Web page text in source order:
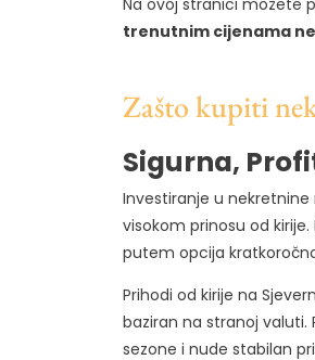
Na ovoj stranici možete
trenutnim cijenama
Zašto kupiti
Sigurna,
Investiranje u
visokom prinosu od kirije.
putem opcija
Prihodi od kirije na
baziran na stranoj
sezone i nude stabilan